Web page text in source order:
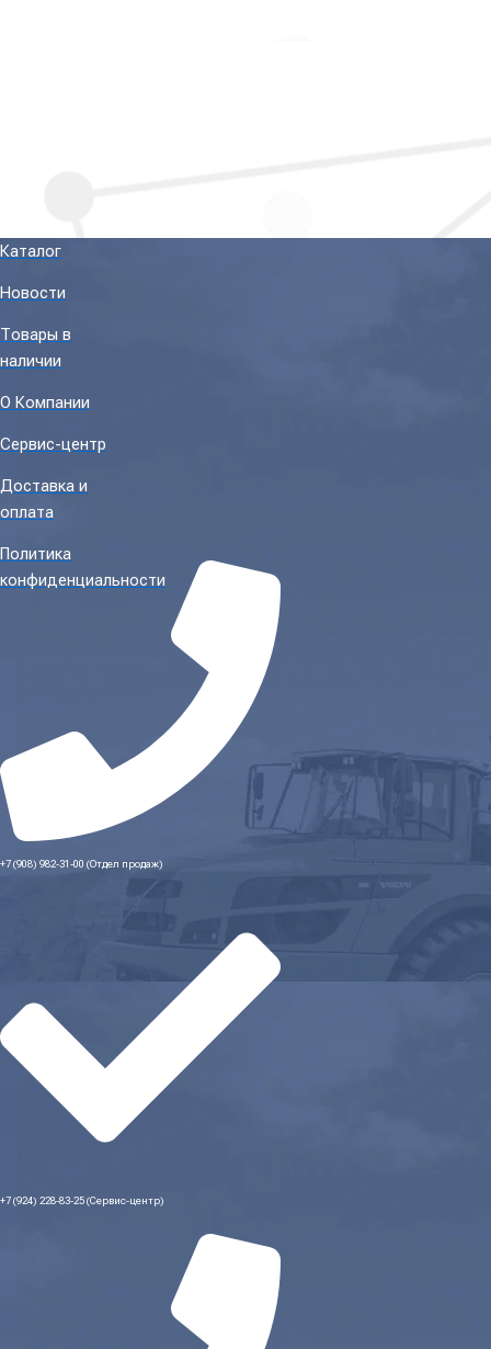
Каталог
Новости
Товары в
наличии
О Компании
Сервис-центр
Доставка и
оплата
Политика
конфиденциальности
+7 (908) 982-31-00 (Отдел продаж)
+7 (924) 228-83-25 (Сервис-центр)